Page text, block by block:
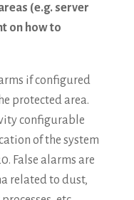
(e.g. server
on how to
if configured
protected area.
configurable
of the system
False alarms are
related to dust,